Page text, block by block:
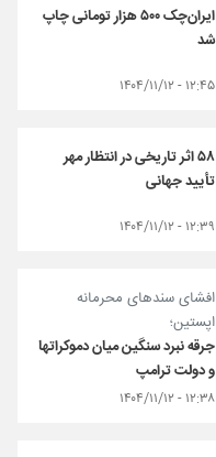
ایران‌چک ۵۰۰ هزار تومانی چاپ
شد
۱۲:۴۵ - ۱۴۰۴/۱۱/۱۲
۵۸ اثر تاریخی در انتظار مهر
تأیید جهانی
۱۲:۳۹ - ۱۴۰۴/۱۱/۱۲
افشای سندهای محرمانه
اپستین؛
جرقه نبرد سنگین میان دموکرات‎ها
و دولت ترامپ
۱۲:۳۸ - ۱۴۰۴/۱۱/۱۲